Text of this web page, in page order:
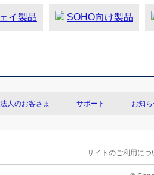
イ製品 SOHO向け製品
法人のお客さま サポート お知
サイトのご利用につ